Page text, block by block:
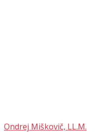
Ondrej Miškovič, LL.M.